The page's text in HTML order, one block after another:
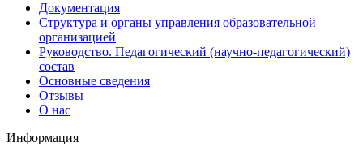
Документация
Структура и органы управления образовательной
организацией
Руководство. Педагогический (научно-педагогический)
состав
Основные сведения
Отзывы
О нас
Информация